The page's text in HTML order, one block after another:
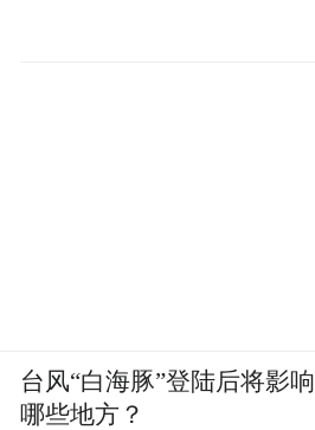
台风“白海豚”登陆后将影响
哪些地方？